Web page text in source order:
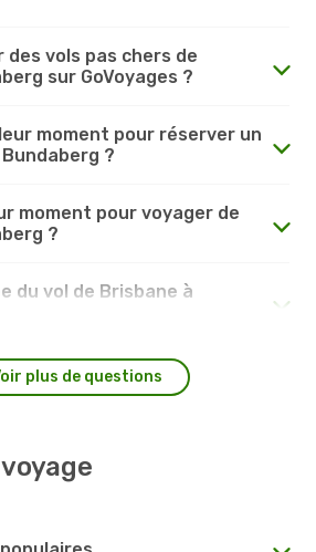
vols pas chers de
sur GoVoyages ?
moment pour réserver un
?
moment pour voyager de
?
du vol de Brisbane à
plus de questions